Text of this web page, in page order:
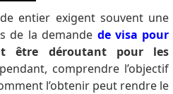
entier exigent souvent une
de la demande de visa pour
déroutant pour les
comprendre l’objectif
l’obtenir peut rendre le